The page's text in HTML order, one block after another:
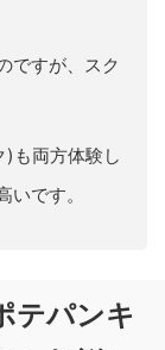
ですが、スク
も両方体験し
です。
テパンキ